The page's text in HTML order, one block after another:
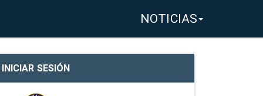
NOTICIAS
INICIAR SESIÓN